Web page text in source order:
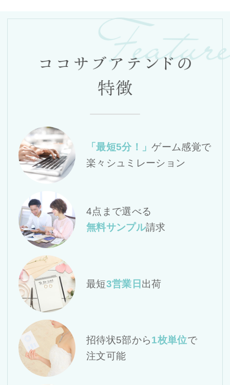
「最短5分！」ゲーム感覚で
楽々シュミレーション
4点まで選べる
無料サンプル請求
最短3営業日 出荷
招待状5部から1枚単位で
注文可能